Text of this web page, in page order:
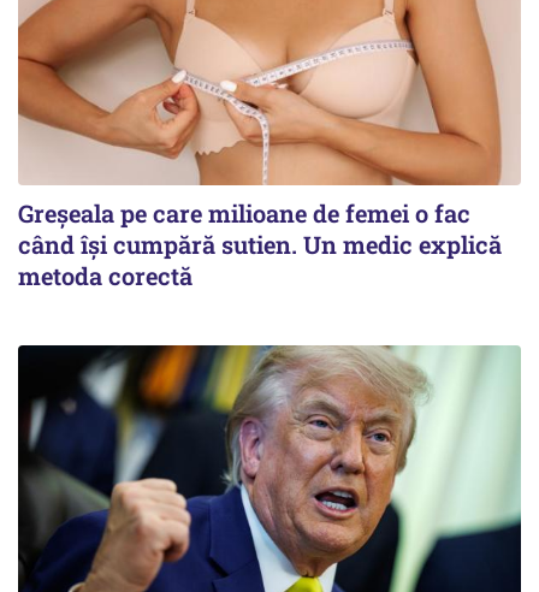
Greșeala pe care milioane de femei o fac
când își cumpără sutien. Un medic explică
metoda corectă